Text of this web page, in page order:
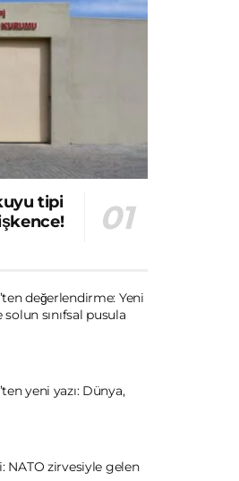
tipi
değerlendirme: Yeni
sınıfsal pusula
yeni yazı: Dünya,
NATO zirvesiyle gelen